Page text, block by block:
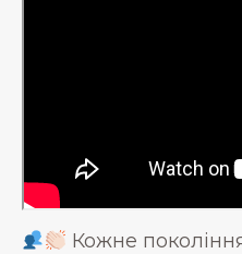
Кожне